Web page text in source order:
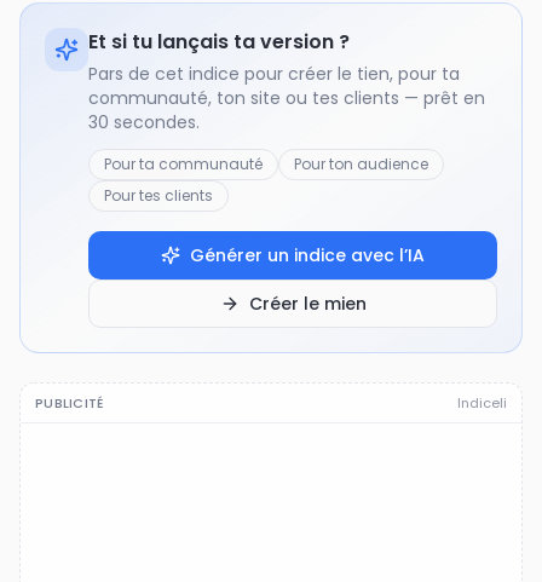
Et si tu lançais ta version ?
Pars de cet indice pour créer le tien, pour ta
communauté, ton site ou tes clients — prêt en
30 secondes.
Pour ta communauté
Pour ton audience
Pour tes clients
Générer un indice avec l’IA
Créer le mien
PUBLICITÉ Indiceli